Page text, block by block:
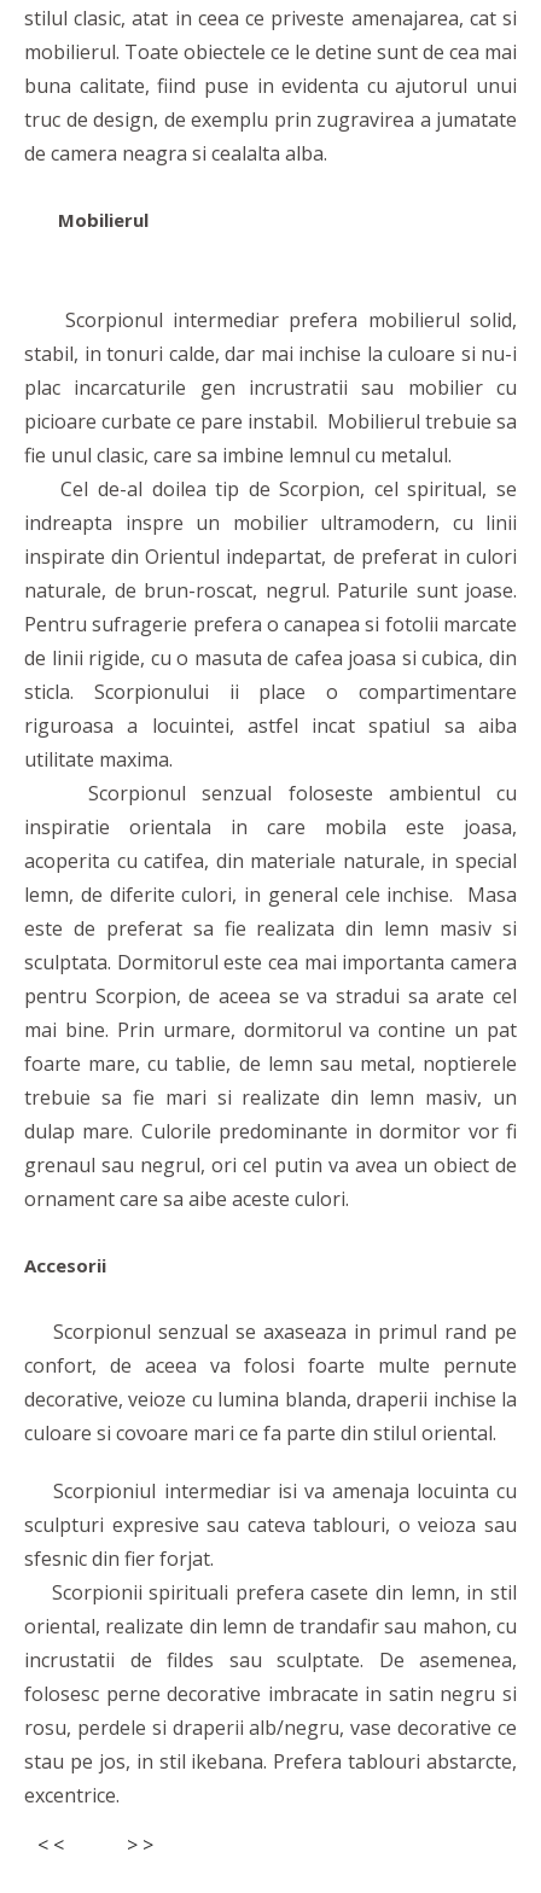
stilul clasic, atat in ceea ce priveste amenajarea, cat si
mobilierul. Toate obiectele ce le detine sunt de cea mai
buna calitate, fiind puse in evidenta cu ajutorul unui
truc de design, de exemplu prin zugravirea a jumatate
de camera neagra si cealalta alba.
Mobilierul
Scorpionul intermediar prefera mobilierul solid,
stabil, in tonuri calde, dar mai inchise la culoare si nu-i
plac incarcaturile gen incrustratii sau mobilier cu
picioare curbate ce pare instabil. Mobilierul trebuie sa
fie unul clasic, care sa imbine lemnul cu metalul.
Cel de-al doilea tip de Scorpion, cel spiritual, se
indreapta inspre un mobilier ultramodern, cu linii
inspirate din Orientul indepartat, de preferat in culori
naturale, de brun-roscat, negrul. Paturile sunt joase.
Pentru sufragerie prefera o canapea si fotolii marcate
de linii rigide, cu o masuta de cafea joasa si cubica, din
sticla. Scorpionului ii place o compartimentare
riguroasa a locuintei, astfel incat spatiul sa aiba
utilitate maxima.
Scorpionul senzual foloseste ambientul cu
inspiratie orientala in care mobila este joasa,
acoperita cu catifea, din materiale naturale, in special
lemn, de diferite culori, in general cele inchise. Masa
este de preferat sa fie realizata din lemn masiv si
sculptata. Dormitorul este cea mai importanta camera
pentru Scorpion, de aceea se va stradui sa arate cel
mai bine. Prin urmare, dormitorul va contine un pat
foarte mare, cu tablie, de lemn sau metal, noptierele
trebuie sa fie mari si realizate din lemn masiv, un
dulap mare. Culorile predominante in dormitor vor fi
grenaul sau negrul, ori cel putin va avea un obiect de
ornament care sa aibe aceste culori.
Accesorii
Scorpionul senzual se axaseaza in primul rand pe
confort, de aceea va folosi foarte multe pernute
decorative, veioze cu lumina blanda, draperii inchise la
culoare si covoare mari ce fa parte din stilul oriental.
Scorpioniul intermediar isi va amenaja locuinta cu
sculpturi expresive sau cateva tablouri, o veioza sau
sfesnic din fier forjat.
Scorpionii spirituali prefera casete din lemn, in stil
oriental, realizate din lemn de trandafir sau mahon, cu
incrustatii de fildes sau sculptate. De asemenea,
folosesc perne decorative imbracate in satin negru si
rosu, perdele si draperii alb/negru, vase decorative ce
stau pe jos, in stil ikebana. Prefera tablouri abstarcte,
excentrice.
< <
> >